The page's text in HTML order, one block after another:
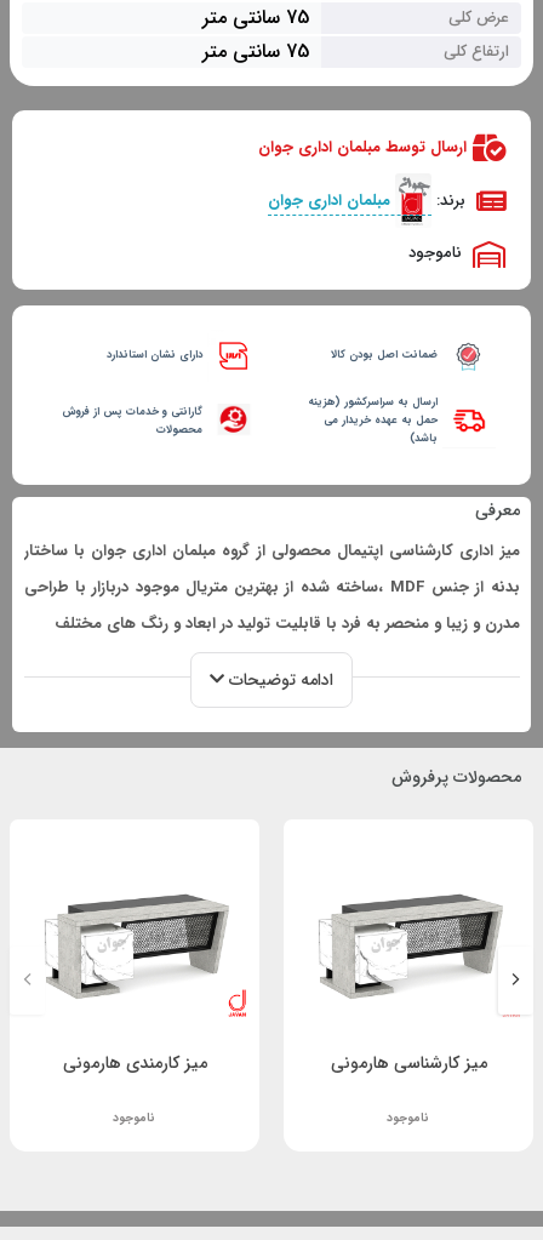
عرض کلی 75 سانتی متر
ارتفاع کلی 75 سانتی متر
ارسال توسط مبلمان اداری جوان
برند: مبلمان اداری جوان
ناموجود
ضمانت اصل بودن کالا دارای نشان استاندارد
ارسال به سراسرکشور (هزینه
حمل به عهده خریدار می
باشد)
گارانتی و خدمات پس از فروش
محصولات
معرفی
میز اداری کارشناسی اپتیمال محصولی از گروه مبلمان اداری جوان با ساختار
بدنه از جنس MDF ،ساخته شده از بهترین متریال موجود دربازار با طراحی
مدرن و زیبا و منحصر به فرد با قابلیت تولید در ابعاد و رنگ های مختلف
ادامه توضیحات
محصولات پرفروش
میز کارشناسی هارمونی
ناموجود
میز کارمندی هارمونی
ناموجود